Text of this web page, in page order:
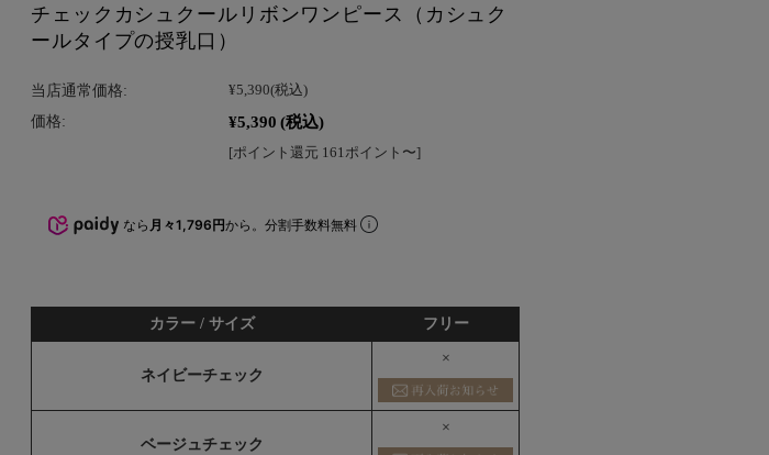
チェックカシュクールリボンワンピース（カシュク
ールタイプの授乳口）
当店通常価格: ¥5,390(税込)
価格: ¥5,390 (税込)
[ポイント還元 161ポイント〜]
なら 月々1,796円から。分割手数料無料
カラー / サイズ フリー
ネイビーチェック
×
ベージュチェック
×